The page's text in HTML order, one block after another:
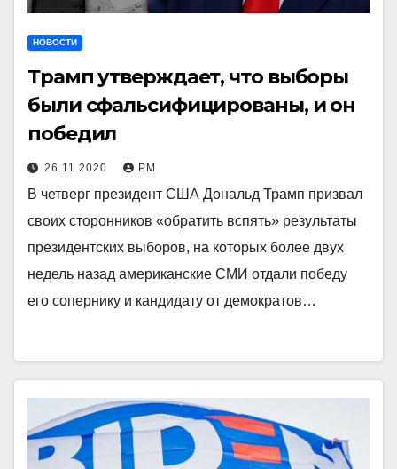
НОВОСТИ
Трамп утверждает, что выборы
были сфальсифицированы, и он
победил
26.11.2020 РМ
В четверг президент США Дональд Трамп призвал
своих сторонников «обратить вспять» результаты
президентских выборов, на которых более двух
недель назад американские СМИ отдали победу
его сопернику и кандидату от демократов…